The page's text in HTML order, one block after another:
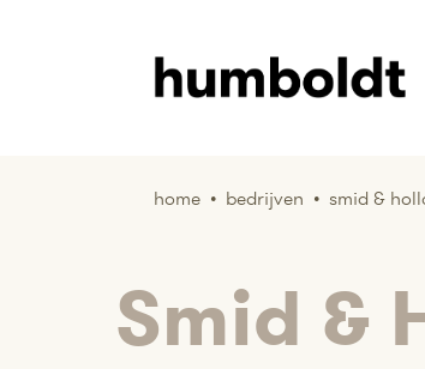
home • bedrijven • smid &
Smid &